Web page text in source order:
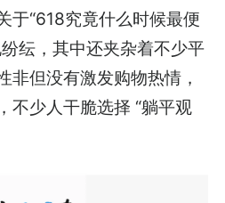
于“618究竟什么时候最便
纭，其中还夹杂着不少平
非但没有激发购物热情，
不少人干脆选择 “躺平观